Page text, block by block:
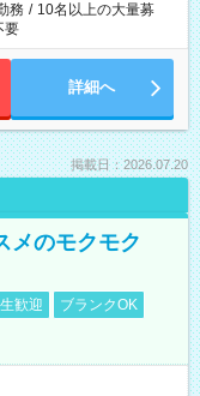
務 / 10名以上の大量募
要
詳細へ
掲載日：2026.07.20
メのモクモク
歓迎
ブランクOK